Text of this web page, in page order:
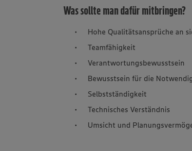
Was sollte man dafür mitbringen?
Hohe Qualitätsansprüche an
Teamfähigkeit
Verantwortungsbewusstsein
Bewusstsein für die
Selbstständigkeit
Technisches Verständnis
Umsicht und